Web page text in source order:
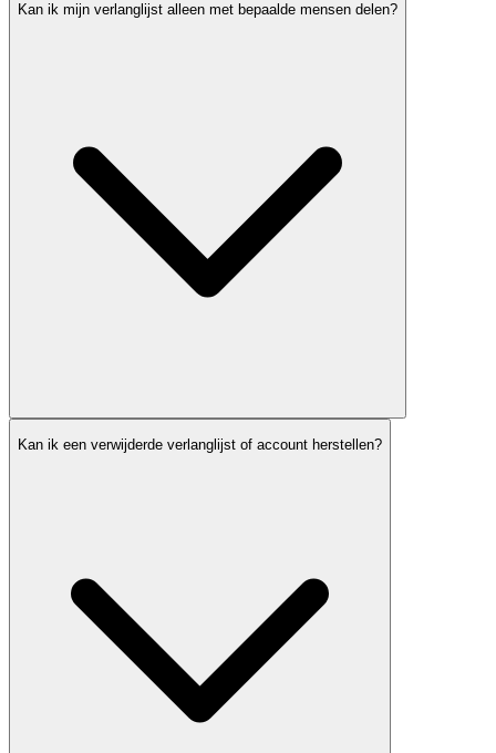
Kan ik mijn verlanglijst alleen met bepaalde mensen delen?
Kan ik een verwijderde verlanglijst of account herstellen?